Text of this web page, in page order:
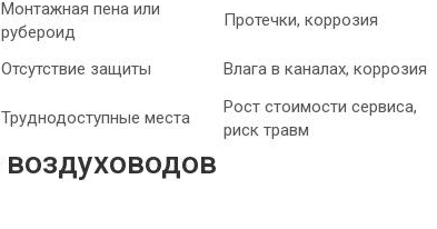
Монтажная пена или
рубероид
Протечки, коррозия
Отсутствие защиты
Влага в каналах, коррозия
Труднодоступные места
Рост стоимости сервиса,
риск травм